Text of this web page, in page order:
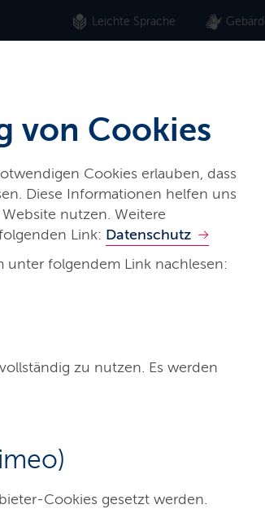
von Cookies
Cookies erlauben, dass
Diese Informationen helfen uns
nutzen. Weitere
Link: Datenschutz
unter folgendem Link nachlesen:
zu nutzen. Es werden
Cookies gesetzt werden.
Leichte Sprache